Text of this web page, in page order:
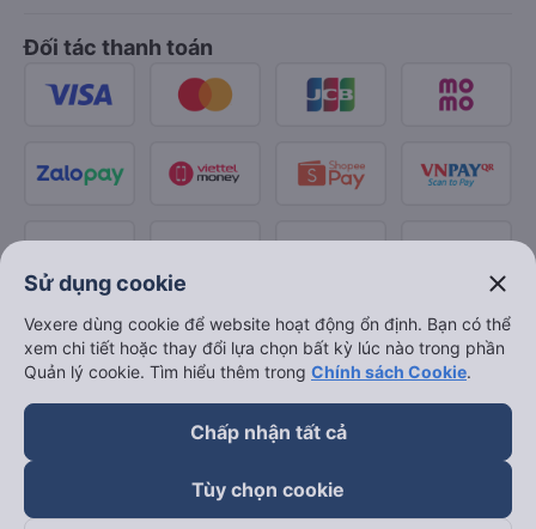
Đối tác thanh toán
Sử dụng cookie close
Vexere dùng cookie để website hoạt động ổn định. Bạn có thể
xem chi tiết hoặc thay đổi lựa chọn bất kỳ lúc nào trong phần
Quản lý cookie. Tìm hiểu thêm trong Chính sách Cookie.
Chấp nhận tất cả
Tùy chọn cookie